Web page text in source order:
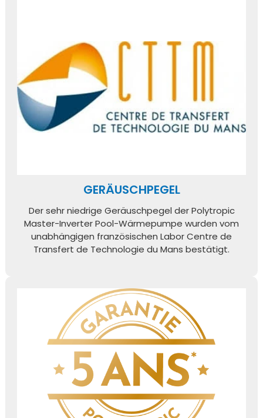
GERÄUSCHPEGEL
Der sehr niedrige Geräuschpegel der Polytropic
Master-Inverter Pool-Wärmepumpe wurden vom
unabhängigen französischen Labor Centre de
Transfert de Technologie du Mans bestätigt.